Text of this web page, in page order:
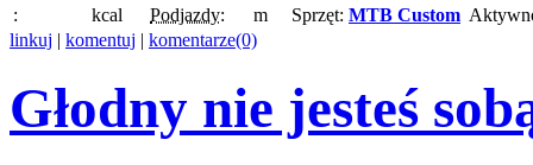
:
kcal Podjazdy: m Sprzęt: MTB Custom
linkuj | komentuj | komentarze(0)
Głodny nie jesteś